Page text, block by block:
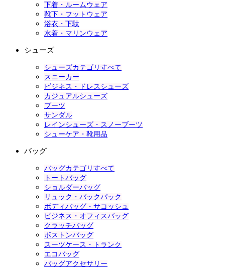
下着・ルームウェア
靴下・フットウェア
浴衣・下駄
水着・マリンウェア
シューズ
シューズカテゴリすべて
スニーカー
ビジネス・ドレスシューズ
カジュアルシューズ
ブーツ
サンダル
レインシューズ・スノーブーツ
シューケア・靴用品
バッグ
バッグカテゴリすべて
トートバッグ
ショルダーバッグ
リュック・バックパック
ボディバッグ・サコッシュ
ビジネス・オフィスバッグ
クラッチバッグ
ボストンバッグ
スーツケース・トランク
エコバッグ
バッグアクセサリー